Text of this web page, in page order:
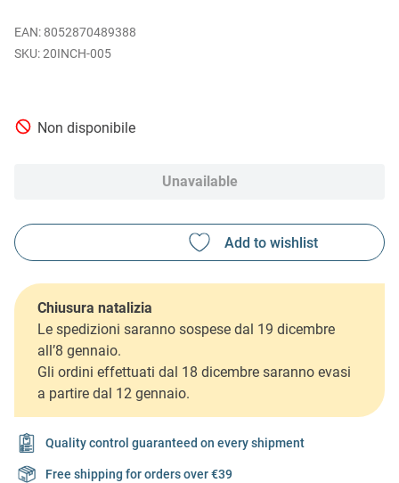
EAN: 8052870489388
20INCH-005
Non disponibile
Unavailable
Chiusura natalizia
Le spedizioni saranno sospese dal 19 dicembre
all’8 gennaio.
Gli ordini effettuati dal 18 dicembre saranno evasi
a partire dal 12 gennaio.
Quality control guaranteed on every shipment
Free shipping for orders over €39